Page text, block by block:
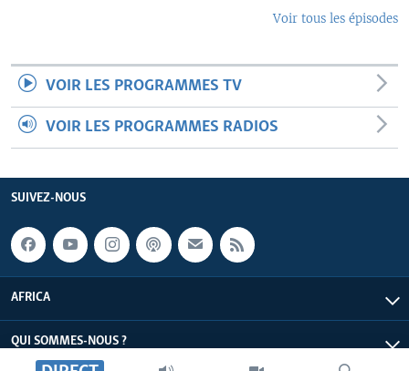
Voir tous les épisodes
VOIR LES PROGRAMMES TV
VOIR LES PROGRAMMES RADIOS
SUIVEZ-NOUS
AFRICA
QUI SOMMES-NOUS ?